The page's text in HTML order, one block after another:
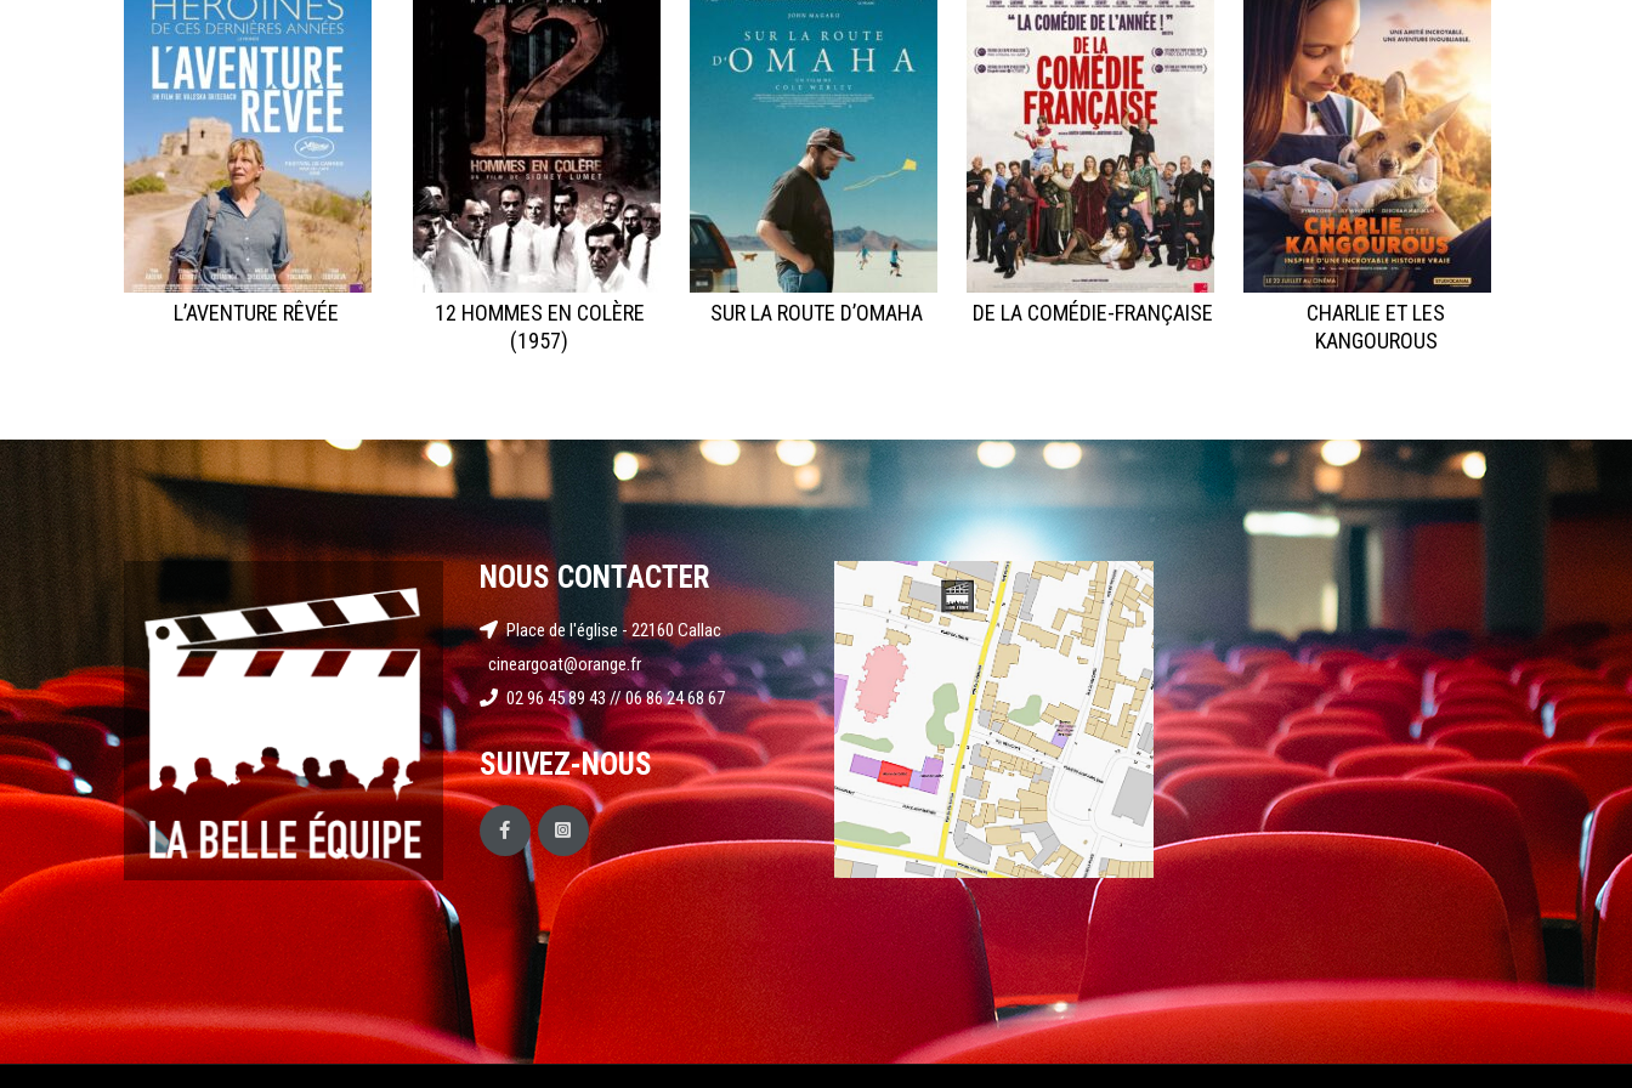
L’AVENTURE RÊVÉE
12 HOMMES EN COLÈRE
(1957)
SUR LA ROUTE D’OMAHA DE LA COMÉDIE-FRANÇAISE
CHARLIE ET LES
KANGOUROUS
NOUS CONTACTER
Place de l'église - 22160 Callac
cineargoat@orange.fr
02 96 45 89 43 // 06 86 24 68 67
SUIVEZ-NOUS